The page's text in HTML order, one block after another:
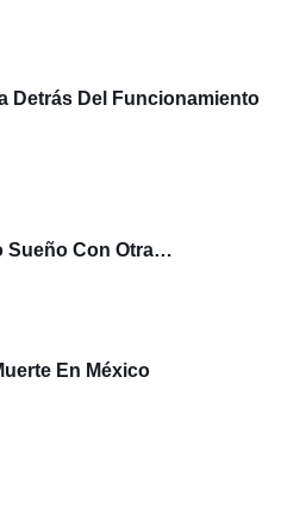
Detrás Del Funcionamiento
Sueño Con Otra…
En México